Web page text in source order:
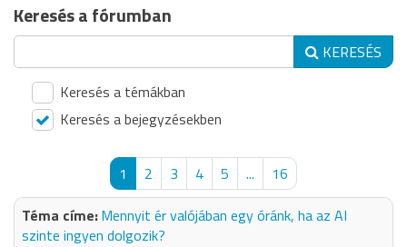
Keresés a fórumban
KERESÉS
Keresés a témákban
Keresés a bejegyzésekben
1 2 3 4 5 ...
16
Mennyit ér valójában egy óránk, ha az AI
szinte ingyen dolgozik?